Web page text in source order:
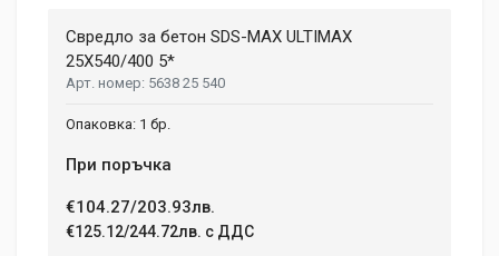
Свредло за бетон SDS-MAX ULTIMAX
25X540/400 5*
5638 25 540
1 бр.
При поръчка
€104.27/203.93лв.
€125.12/244.72лв. с ДДС